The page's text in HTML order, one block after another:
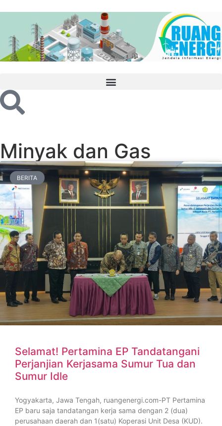
Minyak dan Gas
BERITA
Selamat! Pertamina EP Tandatangani
Perjanjian Kerjasama Sumur Tua dan
Sumur Idle
Yogyakarta, Jawa Tengah, ruangenergi.com-PT Pertamina
EP baru saja tandatangan kerja sama dengan 2 (dua)
perusahaan daerah dan 1(satu) Koperasi Unit Desa (KUD).